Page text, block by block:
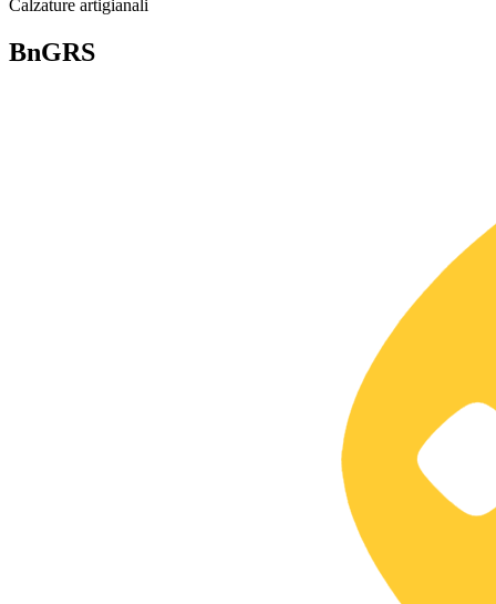
Calzature artigianali
BnGRS